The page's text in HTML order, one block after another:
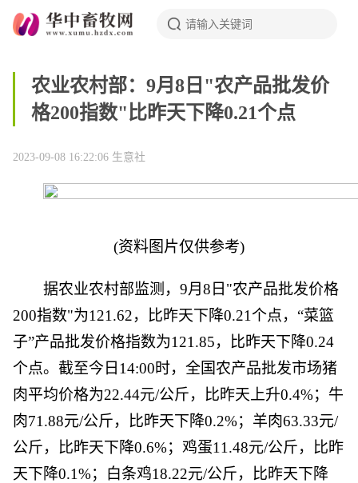
农业农村部：9月8日"农产品批发价
格200指数"比昨天下降0.21个点
2023-09-08 16:22:06 生意社
(资料图片仅供参考)
据农业农村部监测，9月8日"农产品批发价格
200指数"为121.62，比昨天下降0.21个点，“菜篮
子”产品批发价格指数为121.85，比昨天下降0.24
个点。截至今日14:00时，全国农产品批发市场猪
肉平均价格为22.44元/公斤，比昨天上升0.4%；牛
肉71.88元/公斤，比昨天下降0.2%；羊肉63.33元/
公斤，比昨天下降0.6%；鸡蛋11.48元/公斤，比昨
天下降0.1%；白条鸡18.22元/公斤，比昨天下降